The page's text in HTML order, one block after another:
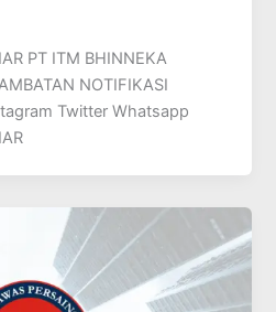
PT ITM BHINNEKA
NOTIFIKASI
Twitter Whatsapp